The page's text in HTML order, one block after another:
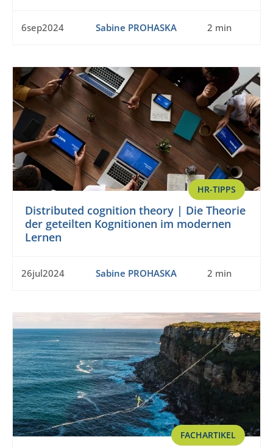
6sep2024 Sabine PROHASKA 2 min
HR-TIPPS
Distributed cognition theory | Die Theorie
der geteilten Kognitionen im modernen
Lernen
26jul2024 Sabine PROHASKA 2 min
FACHARTIKEL